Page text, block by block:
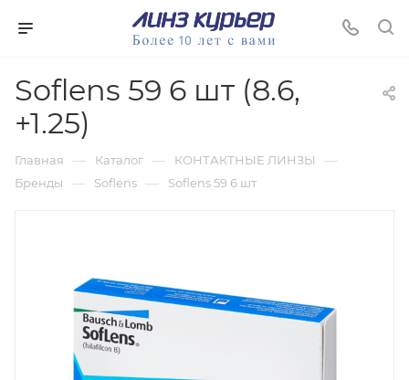
Soflens 59 6 шт (8.6,
+1.25)
Главная — Каталог — КОНТАКТНЫЕ ЛИНЗЫ —
Бренды — Soflens — Soflens 59 6 шт